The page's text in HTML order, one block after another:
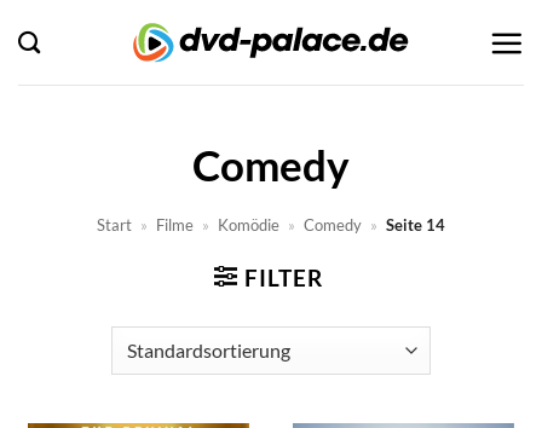
Inhalt
springen
Comedy
Start » Filme » Komödie » Comedy » Seite 14
FILTER